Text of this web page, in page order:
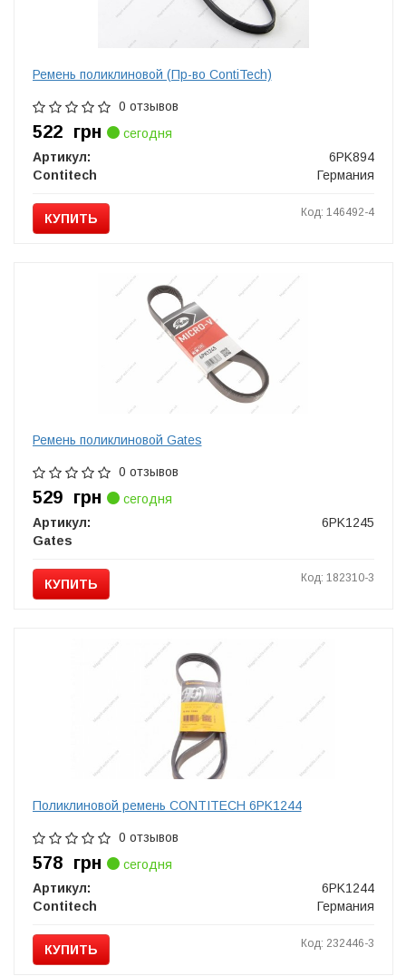
Ремень поликлиновой (Пр-во ContiTech)
0 отзывов
522 грн
сегодня
Артикул:
6PK894
Contitech
Германия
КУПИТЬ Код: 146492-4
Ремень поликлиновой Gates
0 отзывов
529 грн
сегодня
Артикул:
6PK1245
Gates
КУПИТЬ Код: 182310-3
Поликлиновой ремень CONTITECH 6PK1244
0 отзывов
578 грн
сегодня
Артикул:
6PK1244
Contitech
Германия
КУПИТЬ Код: 232446-3